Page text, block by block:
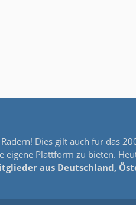
Dies gilt auch für das
Plattform zu bieten.
aus Deutschland,